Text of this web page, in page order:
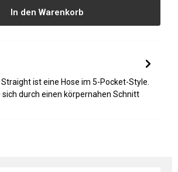
In den Warenkorb
ist eine Hose im 5-Pocket-Style.
sich durch einen körpernahen Schnitt